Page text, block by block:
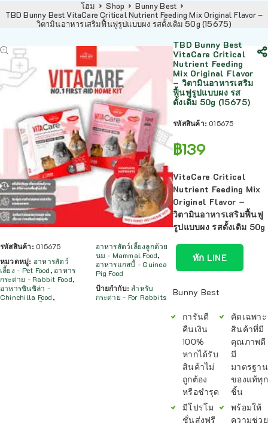
โฮม Shop
Bunny Best
TBD Bunny Best VitaCare Critical Nutrient Feeding Mix Original Flavor –
วิตามินอาหารเสริมฟื้นฟูรูปแบบผง รสดั้งเดิม 50g (15675)
รหัสสินค้า: 015675
หมวดหมู่: อาหารสัตว์
เลี้ยง - Pet Food, อาหาร
กระต่าย - Rabbit Food,
อาหารชินชิล่า -
Chinchilla Food,
อาหารสัตว์เลี้ยงลูกด้วย
นม - Mammal Food,
อาหารแกสบี้ - Guinea
Pig Food
ป้ายกำกับ:สำหรับ
กระต่าย - For Rabbits
TBD Bunny Best
VitaCare Critical
Nutrient Feeding
Mix Original Flavor
– วิตามินอาหารเสริม
ฟื้นฟูรูปแบบผง รส
ดั้งเดิม 50g (15675)
รหัสสินค้า: 015675
฿139
VitaCare Critical
Nutrient Feeding Mix
Original Flavor –
วิตามินอาหารเสริมฟื้นฟู
รูปแบบผง รสดั้งเดิม 50g
ทัก LINE
Bunny Best
การันตี
คืนเงิน
100%
หากได้รับ
สินค้าไม่
ถูกต้อง
หรือชำรุด
มีโปรโม
ชั่นส่งฟรี
คัดเฉพาะ
สินค้าที่มี
คุณภาพดี
มี
มาตรฐาน
ของแท้ทุก
ชิ้น
พร้อมให้
ความช่วย